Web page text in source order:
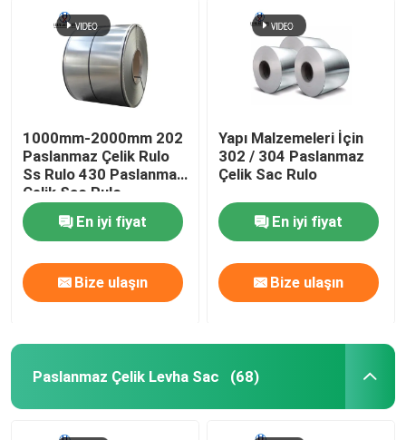
1000mm-2000mm 202
Paslanmaz Çelik Rulo
Ss Rulo 430 Paslanmaz
Çelik Sac Rulo
En iyi fiyat
Bize ulaşın
Yapı Malzemeleri İçin
302 / 304 Paslanmaz
Çelik Sac Rulo
En iyi fiyat
Bize ulaşın
Paslanmaz Çelik Levha Sac (68)